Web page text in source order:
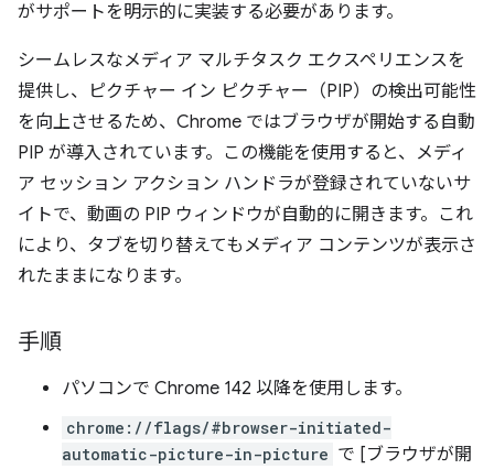
がサポートを明示的に実装する必要があります。
シームレスなメディア マルチタスク エクスペリエンスを
提供し、ピクチャー イン ピクチャー（PIP）の検出可能性
を向上させるため、Chrome ではブラウザが開始する自動
PIP が導入されています。この機能を使用すると、メディ
ア セッション アクション ハンドラが登録されていないサ
イトで、動画の PIP ウィンドウが自動的に開きます。これ
により、タブを切り替えてもメディア コンテンツが表示さ
れたままになります。
手順
パソコンで Chrome 142 以降を使用します。
chrome://flags/#browser-initiated-
automatic-picture-in-picture で [ブラウザが開